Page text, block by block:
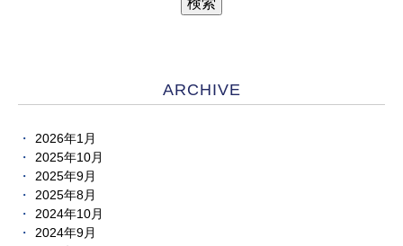
ARCHIVE
2026年1月
2025年10月
2025年9月
2025年8月
2024年10月
2024年9月